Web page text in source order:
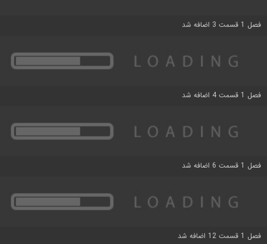
فصل 1 قسمت 3 اضافه شد
فصل 1 قسمت 4 اضافه شد
فصل 1 قسمت 6 اضافه شد
فصل 1 قسمت 12 اضافه شد